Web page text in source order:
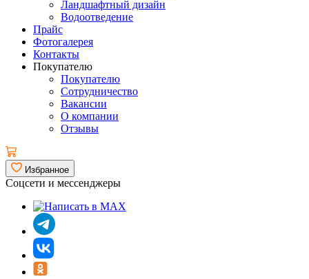
Ландшафтный дизайн
Водоотведение
Прайс
Фотогалерея
Контакты
Покупателю
Покупателю
Сотрудничество
Вакансии
О компании
Отзывы
Избранное
Соцсети и мессенджеры